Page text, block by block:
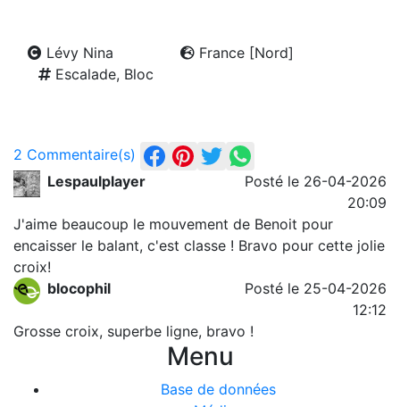
Lévy Nina
France [Nord]
Escalade, Bloc
2 Commentaire(s)
Lespaulplayer
Posté le 26-04-2026
20:09
J'aime beaucoup le mouvement de Benoit pour
encaisser le balant, c'est classe ! Bravo pour cette jolie
croix!
blocophil
Posté le 25-04-2026
12:12
Grosse croix, superbe ligne, bravo !
Menu
Base de données